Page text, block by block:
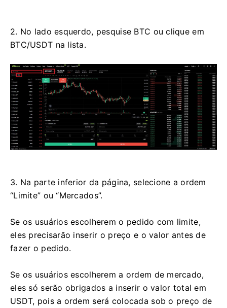
2. No lado esquerdo, pesquise BTC ou clique em
BTC/USDT na lista.
3. Na parte inferior da página, selecione a ordem
“Limite” ou “Mercados”.
Se os usuários escolherem o pedido com limite,
eles precisarão inserir o preço e o valor antes de
fazer o pedido.
Se os usuários escolherem a ordem de mercado,
eles só serão obrigados a inserir o valor total em
USDT, pois a ordem será colocada sob o preço de